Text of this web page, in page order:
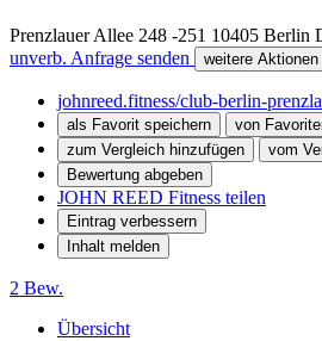
Prenzlauer Allee 248 -251 10405 Berlin
unverb. Anfrage senden
weitere Aktionen
johnreed.fitness/club-berlin-
als Favorit speichern
von
zum Vergleich hinzufügen
vom
Bewertung abgeben
JOHN REED Fitness teilen
Eintrag verbessern
Inhalt melden
2 Bew.
Übersicht